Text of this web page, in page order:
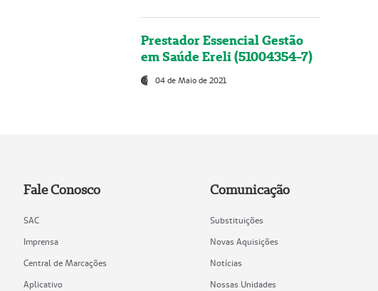
Prestador Essencial Gestão
em Saúde Ereli (51004354-7)
04 de Maio de 2021
Fale Conosco
SAC
Imprensa
Central de Marcações
Aplicativo
Comunicação
Substituições
Novas Aquisições
Notícias
Nossas Unidades